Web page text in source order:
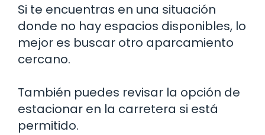
Si te encuentras en una situación
donde no hay espacios disponibles, lo
mejor es buscar otro aparcamiento
cercano.
También puedes revisar la opción de
estacionar en la carretera si está
permitido.